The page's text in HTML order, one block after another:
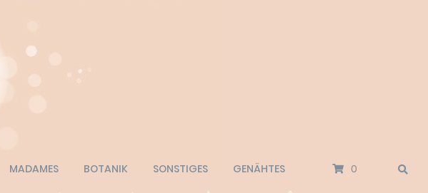
MADAMES BOTANIK SONSTIGES GENÄHTES 0